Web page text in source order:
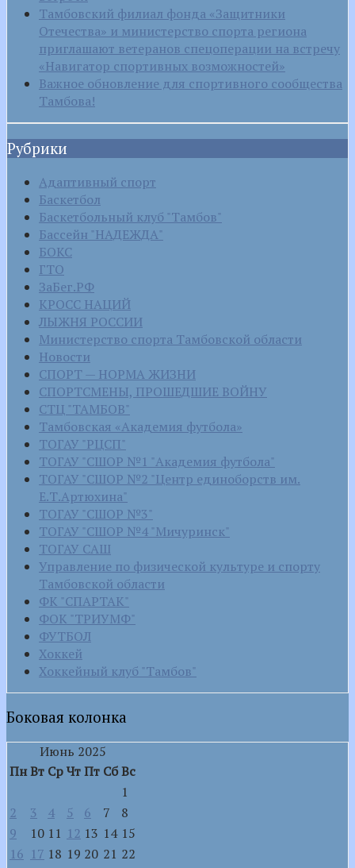
Тамбовский филиал фонда «Защитники
Отечества» и министерство спорта региона
приглашают ветеранов спецоперации на встречу
«Навигатор спортивных возможностей»
Важное обновление для спортивного сообщества
Тамбова!
Рубрики
Адаптивный спорт
Баскетбол
Баскетбольный клуб "Тамбов"
Бассейн "НАДЕЖДА"
БОКС
ГТО
ЗаБег.РФ
КРОСС НАЦИЙ
ЛЫЖНЯ РОССИИ
Министерство спорта Тамбовской области
Новости
СПОРТ — НОРМА ЖИЗНИ
СПОРТСМЕНЫ, ПРОШЕДШИЕ ВОЙНУ
СТЦ "ТАМБОВ"
Тамбовская «Академия футбола»
ТОГАУ "РЦСП"
ТОГАУ "СШОР №1 "Академия футбола"
ТОГАУ "СШОР №2 "Центр единоборств им.
Е.Т.Артюхина"
ТОГАУ "СШОР №3"
ТОГАУ "СШОР №4 "Мичуринск"
ТОГАУ САШ
Управление по физической культуре и спорту
Тамбовской области
ФК "СПАРТАК"
ФОК "ТРИУМФ"
ФУТБОЛ
Хоккей
Хоккейный клуб "Тамбов"
Боковая колонка
Июнь 2025
ПнВт СрЧтПт СбВс
1
2
3 4 5 6 7
8
9
10 11 12 13 14 15
16 17 18 19 20 21 22